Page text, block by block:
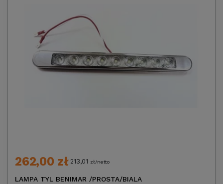
262,00 zł 213,01 zł/netto
LAMPA TYL BENIMAR /PROSTA/BIALA